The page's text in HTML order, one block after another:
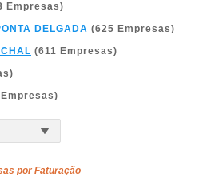
Empresas)
DELGADA (625 Empresas)
(611 Empresas)
por Faturação